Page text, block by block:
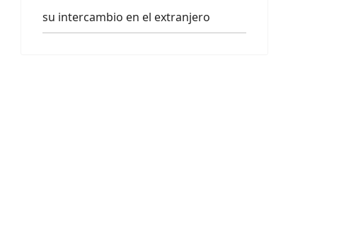
su intercambio en el extranjero